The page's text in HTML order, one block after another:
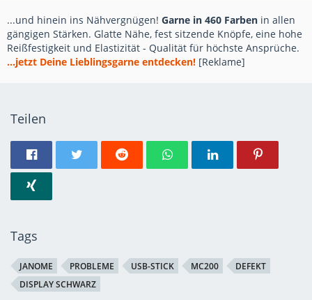
...und hinein ins Nähvergnügen! Garne in 460 Farben in allen
gängigen Stärken. Glatte Nähe, fest sitzende Knöpfe, eine hohe
Reißfestigkeit und Elastizität - Qualität für höchste Ansprüche.
...jetzt Deine Lieblingsgarne entdecken! [Reklame]
Teilen
Tags
JANOME PROBLEME USB-STICK MC200
DEFEKT
DISPLAY SCHWARZ